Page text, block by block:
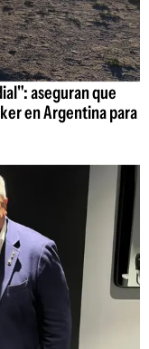
aseguran que
en Argentina para